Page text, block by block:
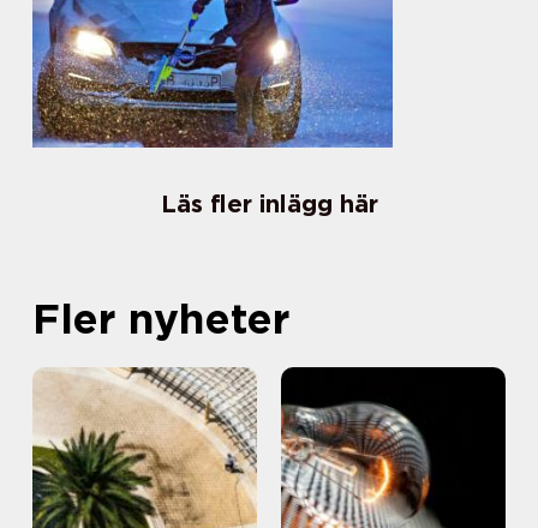
Läs fler inlägg här
Fler nyheter